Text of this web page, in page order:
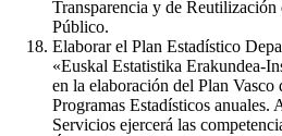
Transparencia y de
Público.
Elaborar el Plan Estadístico
«Euskal Estatistika Erakundea-
en la elaboración del Plan Vasco
Programas Estadísticos
Servicios ejercerá las